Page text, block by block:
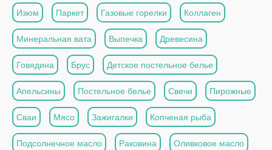
Изюм Паркет Газовые горелки Коллаген
Минеральная вата Выпечка Древесина
Говядина Брус Детское постельное белье
Апельсины Постельное белье Свечи Пирожные
Сваи Мясо Зажигалки Копченая рыба
Подсолнечное масло Раковина Оливковое масло